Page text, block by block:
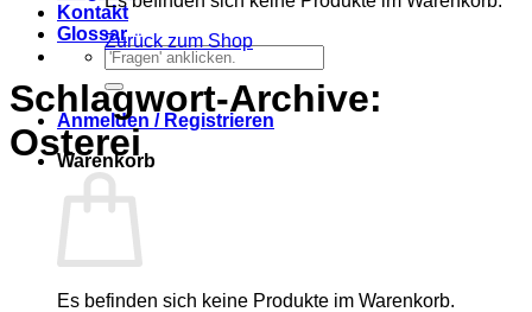
Kontakt
Glossar
Suchen
nach:
Anmelden / Registrieren
Warenkorb
Es befinden sich keine Produkte im Warenkorb.
Zurück zum Shop
Schlagwort-Archive:
Osterei